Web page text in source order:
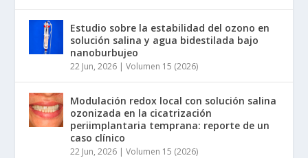
Estudio sobre la estabilidad del ozono en
solución salina y agua bidestilada bajo
nanoburbujeo
22 Jun, 2026 |Volumen 15 (2026)
Modulación redox local con solución salina
ozonizada en la cicatrización
periimplantaria temprana: reporte de un
caso clínico
22 Jun, 2026 |Volumen 15 (2026)